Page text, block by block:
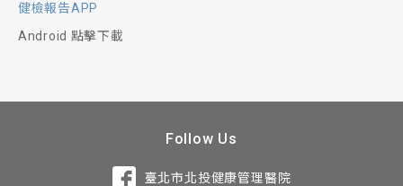
健檢報告APP
Android 點擊下載
Follow Us
臺北市北投健康管理醫院